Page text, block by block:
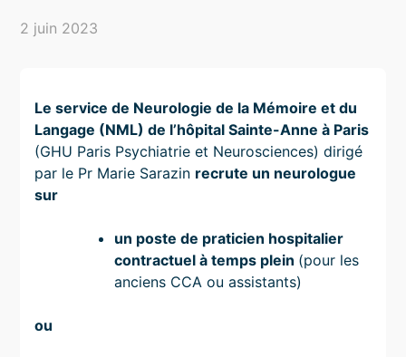
2 juin 2023
Le service de Neurologie de la Mémoire et du
Langage (NML) de l’hôpital Sainte-Anne à Paris
(GHU Paris Psychiatrie et Neurosciences) dirigé
par le Pr Marie Sarazin recrute un neurologue
sur
un poste de praticien hospitalier
contractuel à temps plein (pour les
anciens CCA ou assistants)
ou